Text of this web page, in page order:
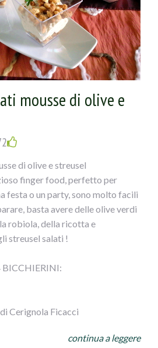
,chiuderli e bucarli piu` volte
in una teglia
un trito di olive , mandorle e
il tutto
ed unire aglio tritato,vino
filo su tutto.
ed infornare x 15`..a
carta,abbassare la fiamma e
un 10`!!
tagliarlo a fette e servirlo
mousse di olive e
di olive e streusel
finger food, perfetto per
festa o un party, sono molto facili
basta avere delle olive verdi
robiola, della ricotta e
streusel salati !
BICCHIERINI:
Cerignola Ficacci
continua a leggere